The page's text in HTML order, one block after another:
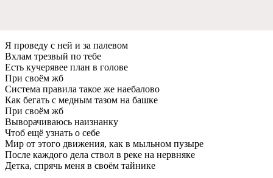
Я проведу с ней и за палевом
Вхлам трезвый по тебе
Есть кучерявее план в голове
При своём жб
Система правила такое же наебалово
Как бегать с медным тазом на башке
При своём жб
Выворачиваюсь наизнанку
Чтоб ещё узнать о себе
Мир от этого движения, как в мыльном пузыре
После каждого дела ствол в реке на нервняке
Детка, спрячь меня в своём тайнике